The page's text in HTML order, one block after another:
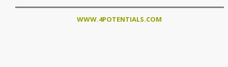
WWW.4POTENTIALS.COM